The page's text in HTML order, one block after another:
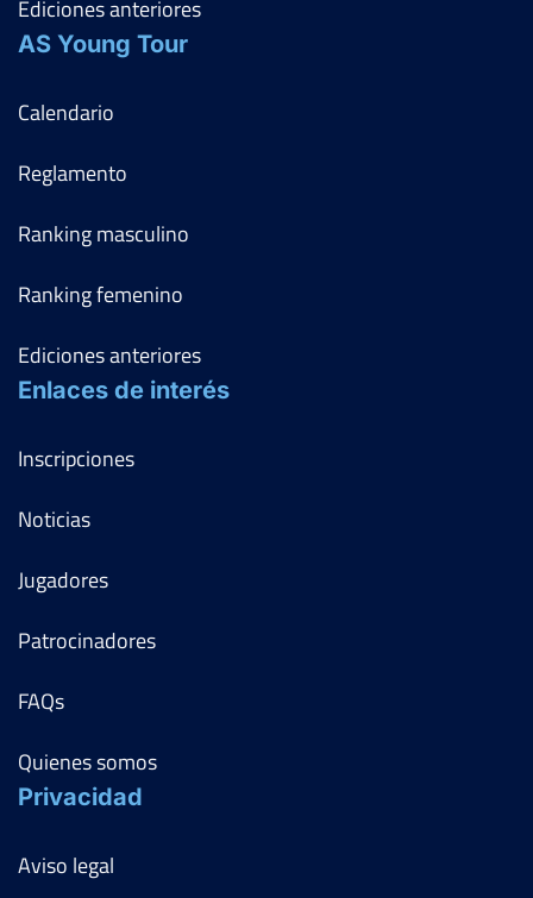
Ediciones anteriores
AS Young Tour
Calendario
Reglamento
Ranking masculino
Ranking femenino
Ediciones anteriores
Enlaces de interés
Inscripciones
Noticias
Jugadores
Patrocinadores
FAQs
Quienes somos
Privacidad
Aviso legal